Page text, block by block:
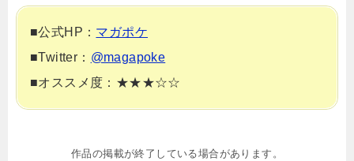
■公式HP： マガポケ
■Twitter： @magapoke
■オススメ度：★★★☆☆
作品の掲載が終了している場合があります。